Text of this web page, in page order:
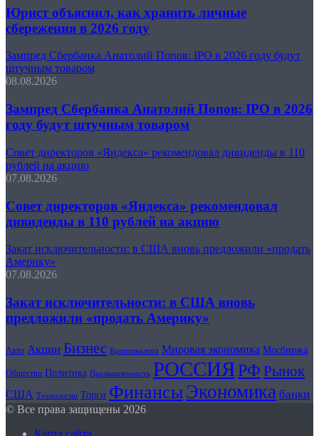
Юрист объяснил, как хранить личные
сбережения в 2026 году
Зампред Сбербанка Анатолий Попов: IPO в 2026 году будут
штучным товаром
08.08.2026
Зампред Сбербанка Анатолий Попов: IPO в 2026
году будут штучным товаром
Совет директоров «Яндекса» рекомендовал дивиденды в 110
рублей на акцию
07.08.2026
Совет директоров «Яндекса» рекомендовал
дивиденды в 110 рублей на акцию
Закат исключительности: в США вновь предложили «продать
Америку»
07.08.2026
Закат исключительности: в США вновь
предложили «продать Америку»
Авто Акции Бизнес Криптовалюта Мировая экономика Мосбиржа
Общество Политика Промышленность РОССИЯРФ Рынок
США Технологии Торги ФинансыЭкономика банки
© Все права защищены 2026
Карта сайта